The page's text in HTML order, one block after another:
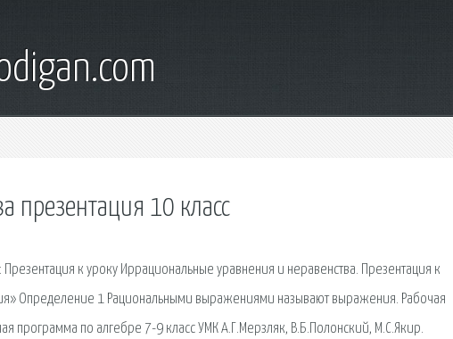
презентация 10 класс
Презентация к уроку Иррациональные уравнения и неравенства. Презентация к
Определение 1 Рациональными выражениями называют выражения. Рабочая
программа по алгебре 7-9 класс УМК А.Г.Мерзляк, В.Б.Полонский, М.С.Якир.